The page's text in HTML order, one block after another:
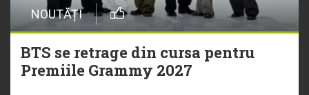
NOUTĂȚI
BTS se retrage din cursa pentru
Premiile Grammy 2027